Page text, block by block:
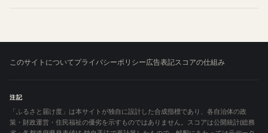
このサイトについてプライバシーポリシー広告表記スコアの仕組み
注記
「ふるさと届け度」は本サイトが独自に設計した合成指標であり、各自治体の政
策・財政運営・住民福祉の優劣を示すものではありません。スコアは公開統計(総務